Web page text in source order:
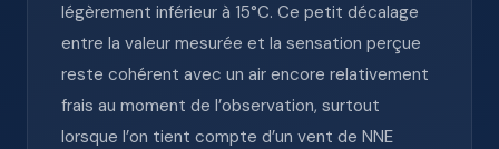
légèrement inférieur à 15°C. Ce petit décalage
entre la valeur mesurée et la sensation perçue
reste cohérent avec un air encore relativement
frais au moment de l’observation, surtout
lorsque l’on tient compte d’un vent de NNE